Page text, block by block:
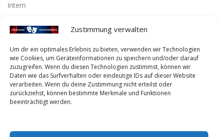
Zustimmung verwalten
Um dir ein optimales Erlebnis zu bieten, verwenden wir Technologien
wie Cookies, um Geräteinformationen zu speichern und/oder darauf
zuzugreifen. Wenn du diesen Technologien zustimmst, können wir
Daten wie das Surfverhalten oder eindeutige IDs auf dieser Website
verarbeiten. Wenn du deine Zustimmung nicht erteilst oder
zurückziehst, können bestimmte Merkmale und Funktionen
beeinträchtigt werden.
Intern
Instagram
Facebook